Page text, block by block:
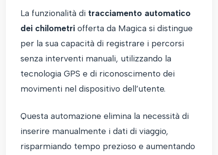
La funzionalità di tracciamento automatico
dei chilometri offerta da Magica si distingue
per la sua capacità di registrare i percorsi
senza interventi manuali, utilizzando la
tecnologia GPS e di riconoscimento dei
movimenti nel dispositivo dell’utente.
Questa automazione elimina la necessità di
inserire manualmente i dati di viaggio,
risparmiando tempo prezioso e aumentando